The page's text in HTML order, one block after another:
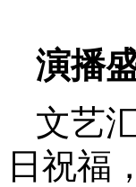
演播
文艺
日祝福